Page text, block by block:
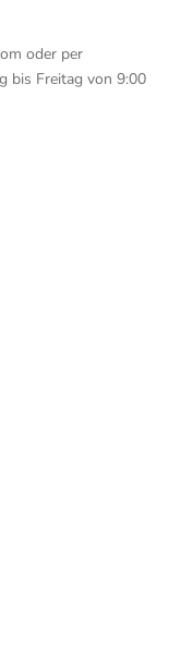
oder per
bis Freitag von 9:00